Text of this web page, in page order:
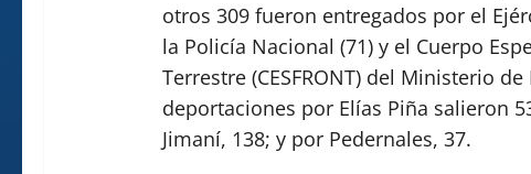
otros 309 fueron entregados por el
la Policía Nacional (71) y el Cuerpo
Terrestre (CESFRONT) del Ministerio
deportaciones por Elías Piña salieron
Jimaní, 138; y por Pedernales, 37.